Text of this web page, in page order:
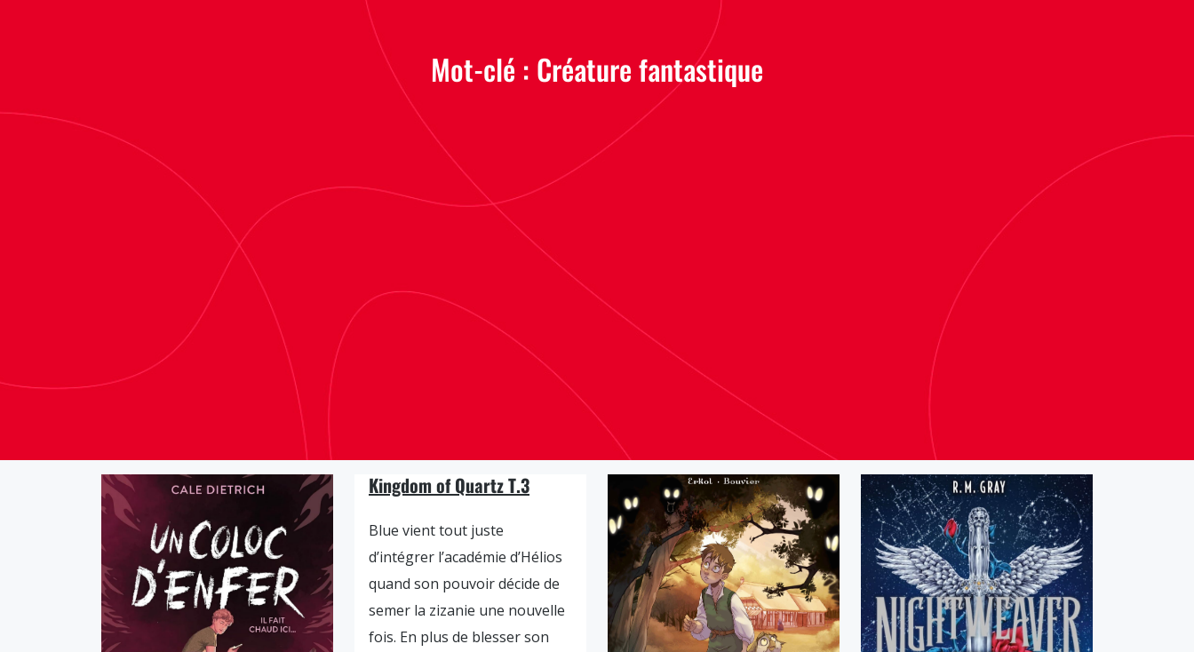
Mot-clé : Créature fantastique
Kingdom of Quartz T.3
Blue vient tout juste
d’intégrer l’académie d’Hélios
quand son pouvoir décide de
semer la zizanie une nouvelle
fois. En plus de blesser son